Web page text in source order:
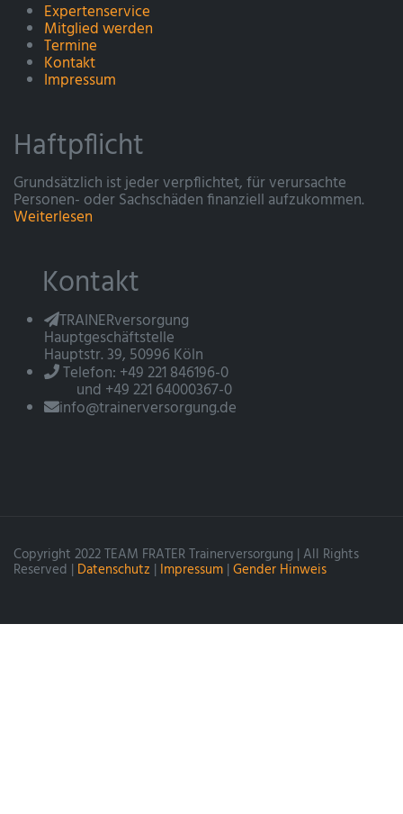
Expertenservice
Mitglied werden
Termine
Kontakt
Impressum
Haftpflicht
Grundsätzlich ist jeder verpflichtet, für verursachte
Personen- oder Sachschäden finanziell aufzukommen.
Weiterlesen
Kontakt
TRAINERversorgung
Hauptgeschäftstelle
Hauptstr. 39, 50996 Köln
Telefon: +49 221 846196-0
und +49 221 64000367-0
info@trainerversorgung.de
Copyright 2022 TEAM FRATER Trainerversorgung | All Rights
Reserved | Datenschutz | Impressum | Gender Hinweis